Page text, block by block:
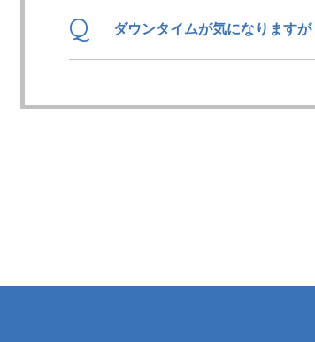
Q ダウンタイムが気になりますが